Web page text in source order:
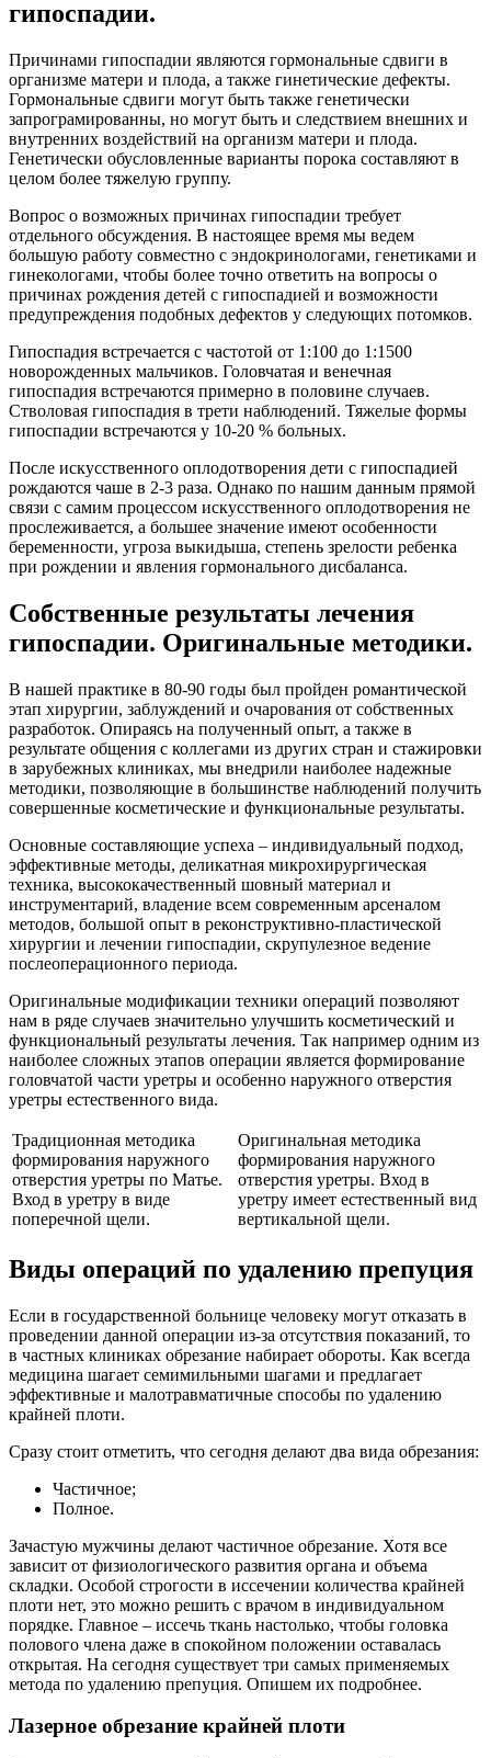
гипоспадии.
Причинами гипоспадии являются гормональные сдвиги в
организме матери и плода, а также гинетические дефекты.
Гормональные сдвиги могут быть также генетически
запрограмированны, но могут быть и следствием внешних и
внутренних воздействий на организм матери и плода.
Генетически обусловленные варианты порока составляют в
целом более тяжелую группу.
Вопрос о возможных причинах гипоспадии требует
отдельного обсуждения. В настоящее время мы ведем
большую работу совместно с эндокринологами, генетиками и
гинекологами, чтобы более точно ответить на вопросы о
причинах рождения детей с гипоспадией и возможности
предупреждения подобных дефектов у следующих потомков.
Гипоспадия встречается с частотой от 1:100 до 1:1500
новорожденных мальчиков. Головчатая и венечная
гипоспадия встречаются примерно в половине случаев.
Стволовая гипоспадия в трети наблюдений. Тяжелые формы
гипоспадии встречаются у 10-20 % больных.
После искусственного оплодотворения дети с гипоспадией
рождаются чаше в 2-3 раза. Однако по нашим данным прямой
связи с самим процессом искусственного оплодотворения не
прослеживается, а большее значение имеют особенности
беременности, угроза выкидыша, степень зрелости ребенка
при рождении и явления гормонального дисбаланса.
Собственные результаты лечения
гипоспадии. Оригинальные методики.
В нашей практике в 80-90 годы был пройден романтической
этап хирургии, заблуждений и очарования от собственных
разработок. Опираясь на полученный опыт, а также в
результате общения с коллегами из других стран и стажировки
в зарубежных клиниках, мы внедрили наиболее надежные
методики, позволяющие в большинстве наблюдений получить
совершенные косметические и функциональные результаты.
Основные составляющие успеха – индивидуальный подход,
эффективные методы, деликатная микрохирургическая
техника, высококачественный шовный материал и
инструментарий, владение всем современным арсеналом
методов, большой опыт в реконструктивно-пластической
хирургии и лечении гипоспадии, скрупулезное ведение
послеоперационного периода.
Оригинальные модификации техники операций позволяют
нам в ряде случаев значительно улучшить косметический и
функциональный результаты лечения. Так например одним из
наиболее сложных этапов операции является формирование
головчатой части уретры и особенно наружного отверстия
уретры естественного вида.
Традиционная методика
формирования наружного
отверстия уретры по Матье.
Вход в уретру в виде
поперечной щели.
Оригинальная методика
формирования наружного
отверстия уретры. Вход в
уретру имеет естественный вид
вертикальной щели.
Виды операций по удалению препуция
Если в государственной больнице человеку могут отказать в
проведении данной операции из-за отсутствия показаний, то
в частных клиниках обрезание набирает обороты. Как всегда
медицина шагает семимильными шагами и предлагает
эффективные и малотравматичные способы по удалению
крайней плоти.
Сразу стоит отметить, что сегодня делают два вида обрезания:
Частичное;
Полное.
Зачастую мужчины делают частичное обрезание. Хотя все
зависит от физиологического развития органа и объема
складки. Особой строгости в иссечении количества крайней
плоти нет, это можно решить с врачом в индивидуальном
порядке. Главное – иссечь ткань настолько, чтобы головка
полового члена даже в спокойном положении оставалась
открытая. На сегодня существует три самых применяемых
метода по удалению препуция. Опишем их подробнее.
Лазерное обрезание крайней плоти